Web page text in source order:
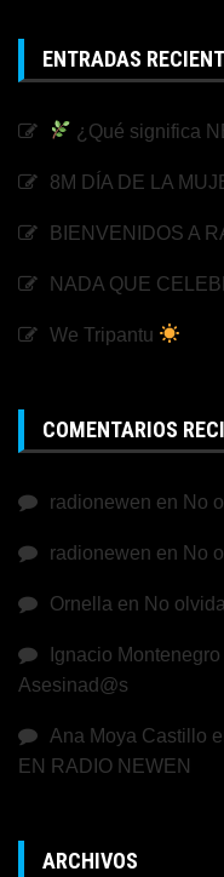
ENTRADAS
¿Qué significa
8M DÍA DE LA
BIENVENIDOS A
NADA QUE
We Tripantu
COMENTARIOS
radionewen en No
radionewen en No
Ornella en No
Ignacio Montenegro
Asesinad@s
Ana Moya Castillo
EN RADIO NEWEN
ARCHIVOS